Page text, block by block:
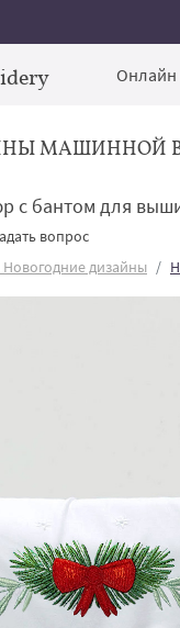
Онлайн
с бантом для
вопрос
дизайны